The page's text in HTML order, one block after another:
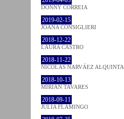
DONNY CORREIA
2019-02-15
JOANA CONSIGLIERI
2018-12-22
LAURA CASTRO
2018-11-22
NICOLÁS NARVÁEZ ALQUINTA
2018-10-13
MIRIAN TAVARES
2018-09-11
JULIA FLAMINGO